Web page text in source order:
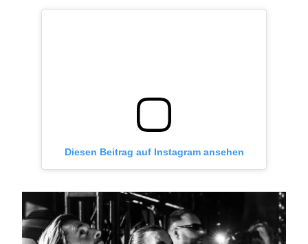
Diesen Beitrag auf Instagram ansehen